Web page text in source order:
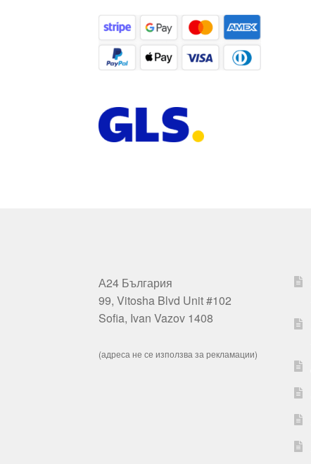
А24 България
99, Vitosha Blvd Unit #102
Sofia, Ivan Vazov 1408
(адреса не се използва за рекламации)